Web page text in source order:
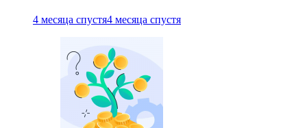
4 месяца спустя4 месяца спустя